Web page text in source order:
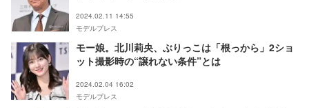
2024.02.11 14:55
モデルプレス
モー娘。北川莉央、ぶりっこは「根っから」2ショ
ット撮影時の“譲れない条件”とは
2024.02.04 16:02
モデルプレス